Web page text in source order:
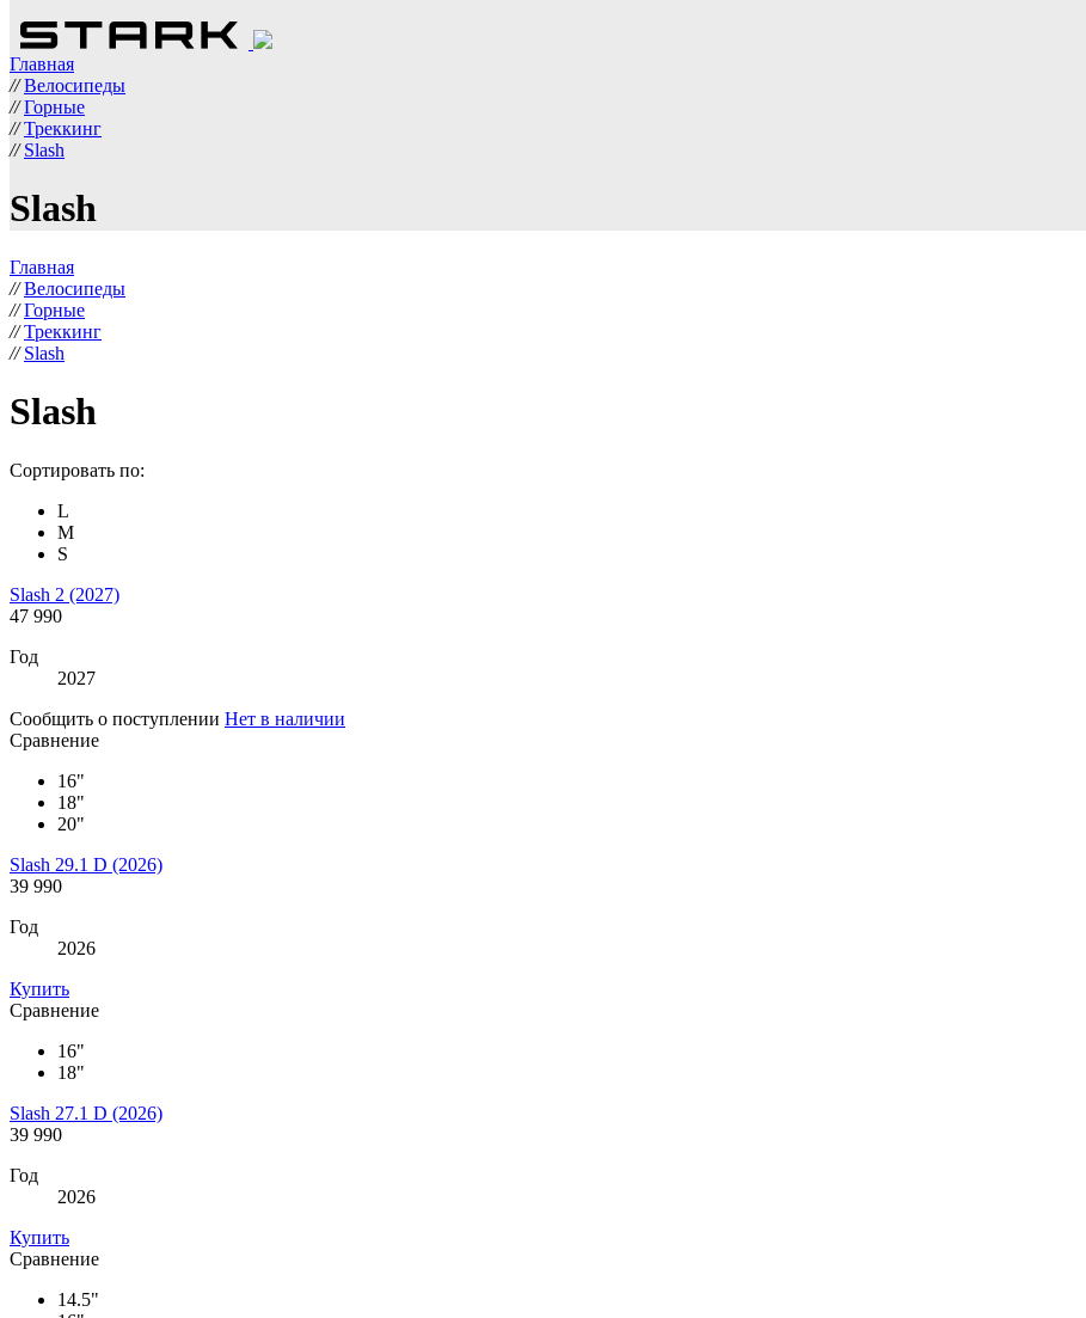
Главная
// Велосипеды
// Горные
// Треккинг
// Slash
Slash
Главная
// Велосипеды
// Горные
// Треккинг
// Slash
Slash
Сортировать по:
L
M
S
Slash 2 (2027)
47 990
Год
2027
Сообщить о поступлении Нет в наличии
Сравнение
16"
18"
20"
Slash 29.1 D (2026)
39 990
Год
2026
Купить
Сравнение
16"
18"
Slash 27.1 D (2026)
39 990
Год
2026
Купить
Сравнение
14.5"